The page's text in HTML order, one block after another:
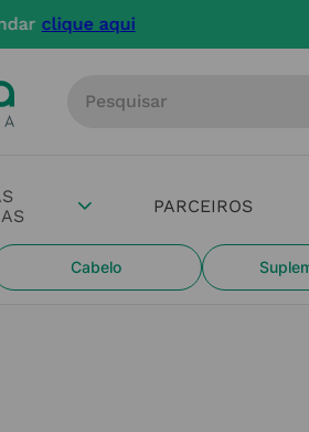
Entregas até 4
PARCEIROS
Cabelo